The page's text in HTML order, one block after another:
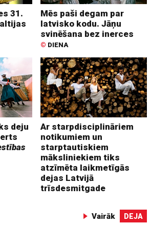
31.
Mēs paši degam par
latvisko kodu. Jāņu
svinēšana bez inerces
© DIENA
deju
Ar starpdisciplināriem
notikumiem un
starptautiskiem
māksliniekiem tiks
atzīmēta laikmetīgās
dejas Latvijā
trīsdesmitgade
Vairāk DEJA